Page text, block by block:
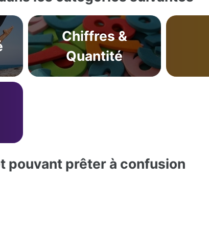
Chiffres &
Quantité
pouvant prêter à confusion